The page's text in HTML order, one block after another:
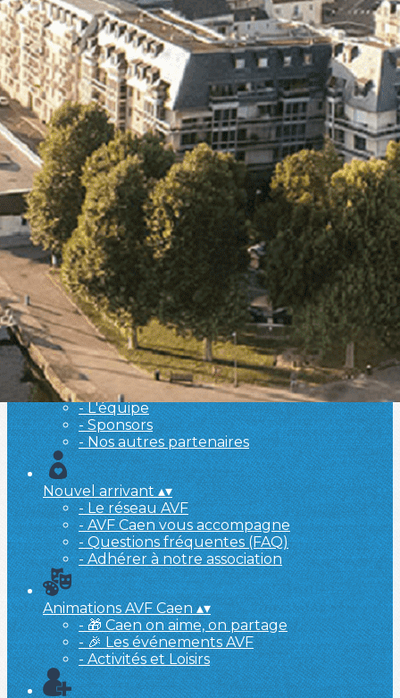
Exporter les lignes sélectionnées
Exporter toutes les colonnes
Exporter uniquement les colonnes affichées
Menu
<
>
- 🎁 Caen on aime, on partage
- 🎉 Les événements AVF
- Activités et Loisirs
Ajoutez un logo, un bouton, des réseaux sociaux
Cliquez pour éditer
L'association▴▾
- L'association
- Brochure
- L'équipe
- Sponsors
- Nos autres partenaires
Nouvel arrivant▴▾
- Le réseau AVF
- AVF Caen vous accompagne
- Questions fréquentes (FAQ)
- Adhérer à notre association
Animations AVF Caen▴▾
- 🎁 Caen on aime, on partage
- 🎉 Les événements AVF
- Activités et Loisirs